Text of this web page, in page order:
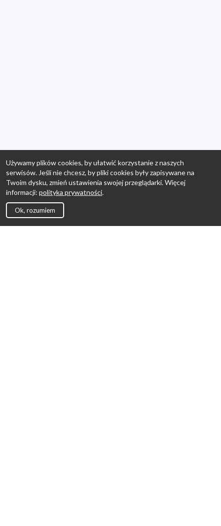
Używamy plików cookies, by ułatwić korzystanie z naszych
serwisów. Jeśli nie chcesz, by pliki cookies były zapisywane na
Twoim dysku, zmień ustawienia swojej przeglądarki. Więcej
informacji: polityka prywatności.
Ok, rozumiem